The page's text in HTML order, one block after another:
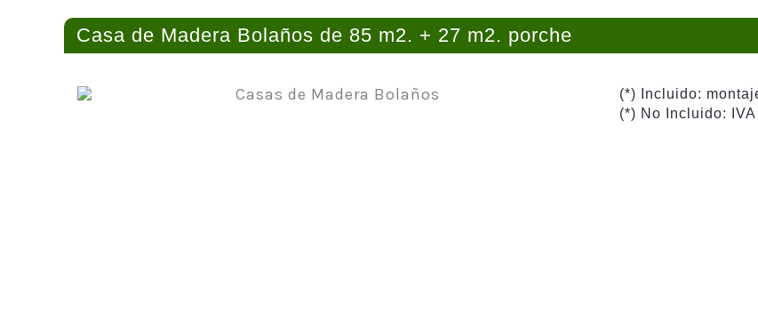
Casa de Madera Bolaños de 85 m2. + 27 m2. porche
(*) Incluido:
(*) No Incluido: